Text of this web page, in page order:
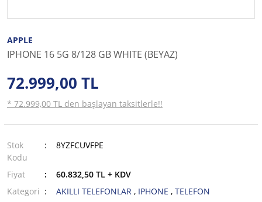
APPLE
IPHONE 16 5G 8/128 GB WHITE (BEYAZ)
72.999,00 TL
* 72.999,00 TL den başlayan taksitlerle!!
Stok
Kodu
8YZFCUVFPE
Fiyat
60.832,50 TL + KDV
Kategori
AKILLI TELEFONLAR , IPHONE , TELEFON